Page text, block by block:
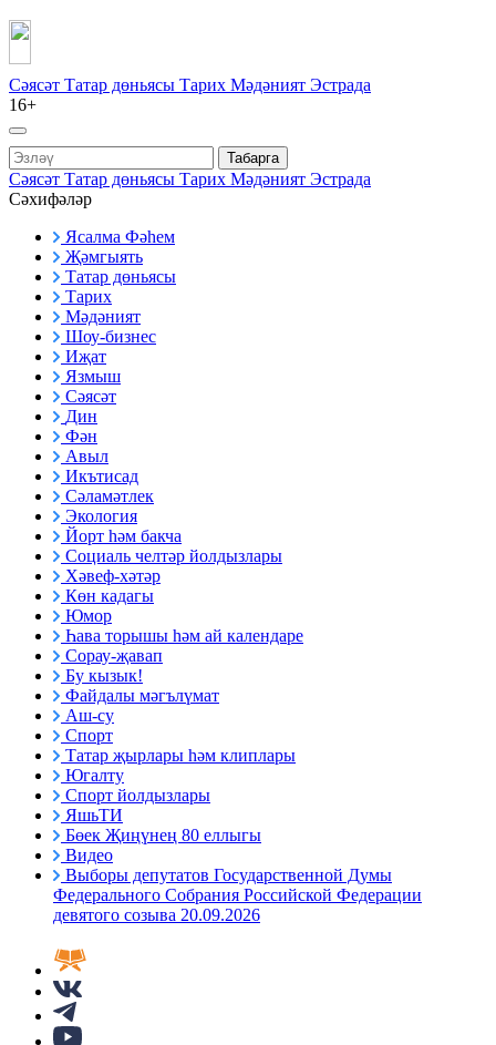
Сәясәт Татар дөньясы Тарих Мәдәният Эстрада
16+
Табарга
Сәясәт Татар дөньясы Тарих Мәдәният Эстрада
Сәхифәләр
Ясалма Фәһем
Җәмгыять
Татар дөньясы
Тарих
Мәдәният
Шоу-бизнес
Иҗат
Язмыш
Сәясәт
Дин
Фән
Авыл
Икътисад
Сәламәтлек
Экология
Йорт һәм бакча
Социаль челтәр йолдызлары
Хәвеф-хәтәр
Көн кадагы
Юмор
Һава торышы һәм ай календаре
Сорау-җавап
Бу кызык!
Файдалы мәгълүмат
Аш-су
Спорт
Татар җырлары һәм клиплары
Югалту
Спорт йолдызлары
ЯшьТИ
Бөек Җиңүнең 80 еллыгы
Видео
Выборы депутатов Государственной Думы
Федерального Собрания Российской Федерации
девятого созыва 20.09.2026